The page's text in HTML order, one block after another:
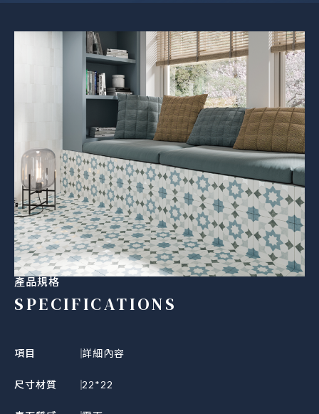
產品規格
SPECIFICATIONS
項目 詳細內容
尺寸材質 22*22